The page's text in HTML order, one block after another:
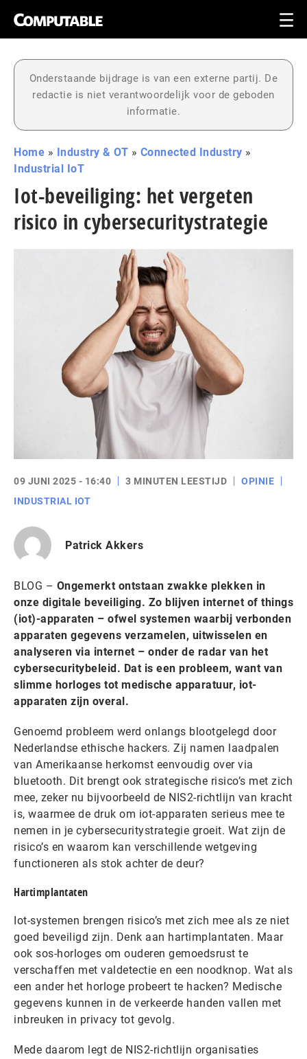
Onderstaande bijdrage is van een externe partij. De
redactie is niet verantwoordelijk voor de geboden
informatie.
Home » Industry & OT » Connected Industry »
Industrial IoT
Iot-beveiliging: het vergeten
risico in cybersecuritystrategie
09 JUNI 2025 - 16:40 3 MINUTEN LEESTIJD
OPINIE
INDUSTRIAL IOT
Patrick Akkers
BLOG – Ongemerkt ontstaan zwakke plekken in
onze digitale beveiliging. Zo blijven internet of things
(iot)-apparaten – ofwel systemen waarbij verbonden
apparaten gegevens verzamelen, uitwisselen en
analyseren via internet – onder de radar van het
cybersecuritybeleid. Dat is een probleem, want van
slimme horloges tot medische apparatuur, iot-
apparaten zijn overal.
Genoemd probleem werd onlangs blootgelegd door
Nederlandse ethische hackers. Zij namen laadpalen
van Amerikaanse herkomst eenvoudig over via
bluetooth. Dit brengt ook strategische risico’s met zich
mee, zeker nu bijvoorbeeld de NIS2-richtlijn van kracht
is, waarmee de druk om iot-apparaten serieus mee te
nemen in je cybersecuritystrategie groeit. Wat zijn de
risico’s en waarom kan verschillende wetgeving
functioneren als stok achter de deur?
Hartimplantaten
Iot-systemen brengen risico’s met zich mee als ze niet
goed beveiligd zijn. Denk aan hartimplantaten. Maar
ook sos-horloges om ouderen gemoedsrust te
verschaffen met valdetectie en een noodknop. Wat als
een ander het horloge probeert te hacken? Medische
gegevens kunnen in de verkeerde handen vallen met
inbreuken in privacy tot gevolg.
Mede daarom legt de NIS2-richtlijn organisaties